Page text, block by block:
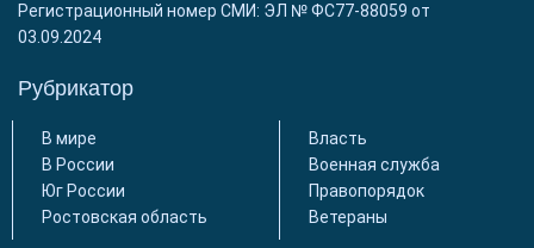
Регистрационный номер СМИ: ЭЛ № ФС77-88059 от
03.09.2024
Рубрикатор
В мире
В России
Юг России
Ростовская область
Власть
Военная служба
Правопорядок
Ветераны